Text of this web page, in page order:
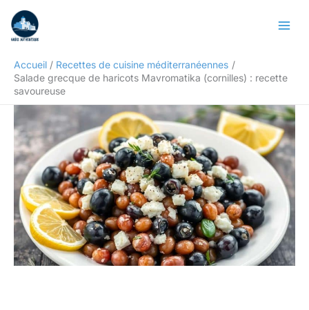
contenu
Accueil
Recettes de cuisine méditerranéennes
Salade grecque de haricots Mavromatika (cornilles) : recette
savoureuse
Rechercher